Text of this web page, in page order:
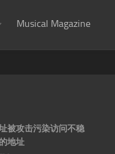
Musical Magazine
被攻击污染访问不稳
地址